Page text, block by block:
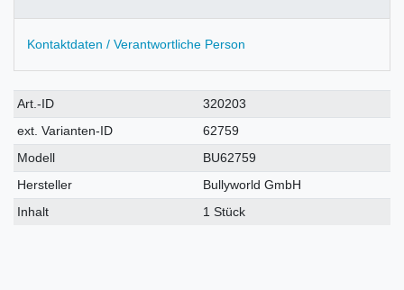
Kontaktdaten / Verantwortliche Person
Technisches
Merkmal
Wert
Art.-ID
320203
ext. Varianten-ID
62759
Modell
BU62759
Hersteller
Bullyworld GmbH
Inhalt
1 Stück